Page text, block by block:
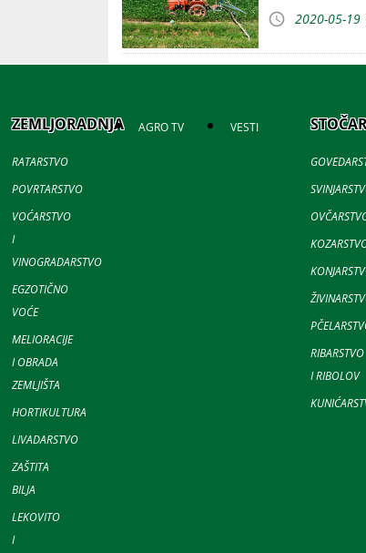
2020-05-19
ZEMLJORADNJA
RATARSTVO
POVRTARSTVO
VOĆARSTVO
I
VINOGRADARSTVO
EGZOTIČNO
VOĆE
MELIORACIJE
I OBRADA
ZEMLJIŠTA
HORTIKULTURA
LIVADARSTVO
ZAŠTITA
BILJA
LEKOVITO
I
AGRO TV VESTI
RIBARSTVO
I RIBOLOV